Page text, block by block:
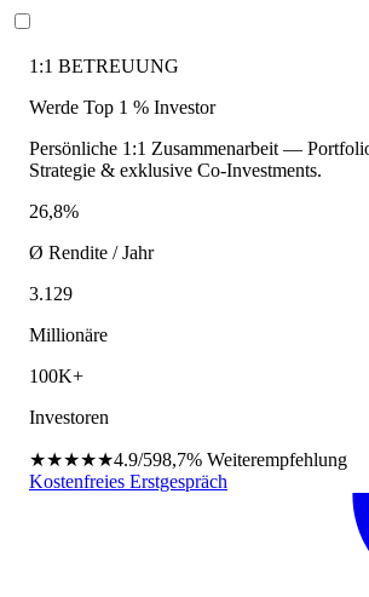
1:1 BETREUUNG
Werde Top 1 % Investor
Persönliche 1:1 Zusammenarbeit —
Strategie & exklusive Co-Investments.
26,8%
Ø Rendite / Jahr
3.129
Millionäre
100K+
Investoren
★★★★★4.9/598,7% Weiterempfehlung
Kostenfreies Erstgespräch